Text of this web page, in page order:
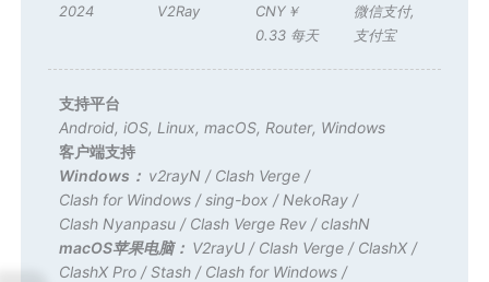
2024
V2Ray
CNY￥
0.33 每天
微信支付,
支付宝
支持平台
Android,iOS, Linux,macOS, Router, Windows
客户端支持
Windows： v2rayN / Clash Verge /
Clash for Windows /sing-box / NekoRay /
Clash Nyanpasu / Clash Verge Rev /clashN
macOS苹果电脑： V2rayU / Clash Verge / ClashX /
ClashX Pro /Stash / Clash for Windows /